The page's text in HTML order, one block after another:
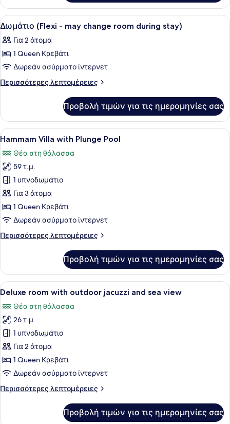
Σουίτα
(outdoor
plunge
pool)
Προβολή
όλων
των
φωτογραφιών
για
Δωμάτιο
may
change
room
during
stay)
Κλινοσκεπάσματα υψηλής
15
Δωμάτιο (Flexi - may change room during stay)
Για 2 άτομα
1 Queen Κρεβάτι
Δωρεάν ασύρματο ίντερνετ
Περισσότερες λεπτομέρειες
Περισσότερες
(Flexi
may
room
during
stay)
Προβολή τιμών για τις ημερομηνίες σας
Προβολή
όλων
των
φωτογραφιών
για
Hammam
Villa
with
Plunge
Pool
Μια πισίνα άπειρου τύπου με θέα
12
Hammam Villa with Plunge Pool
Θέα στη θάλασσα
59 τ.μ.
1 υπνοδωμάτιο
Για 3 άτομα
1 Queen Κρεβάτι
Δωρεάν ασύρματο ίντερνετ
Περισσότερες λεπτομέρειες
Περισσότερες
Villa
with
Plunge
Προβολή τιμών για τις ημερομηνίες σας
Προβολή
όλων
των
φωτογραφιών
για
Deluxe
room
with
outdoor
jacuzzi
Μια βεράντα με έναν λευκό
14
Deluxe room with outdoor jacuzzi and sea view
Θέα στη θάλασσα
26 τ.μ.
1 υπνοδωμάτιο
Για 2 άτομα
1 Queen Κρεβάτι
Δωρεάν ασύρματο ίντερνετ
Περισσότερες λεπτομέρειες
Περισσότερες
Προβολή τιμών για τις ημερομηνίες σας